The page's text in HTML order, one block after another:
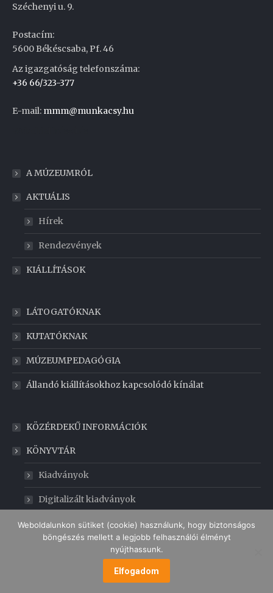
Széchenyi u. 9.
Postacím:
5600 Békéscsaba, Pf. 46
Az igazgatóság telefonszáma:
+36 66/323-377
E-mail: mmm@munkacsy.hu
A MÚZEUMRÓL
AKTUÁLIS
Hírek
Rendezvények
KIÁLLÍTÁSOK
LÁTOGATÓKNAK
KUTATÓKNAK
MÚZEUMPEDAGÓGIA
Állandó kiállításokhoz kapcsolódó kínálat
KÖZÉRDEKŰ INFORMÁCIÓK
KÖNYVTÁR
Kiadványok
Digitalizált kiadványok
GABONAMÚZEUM
MENÜ
Weboldalunkon sütiket (cookie) használunk, hogy biztonságos
böngészés mellett a legjobb felhasználói élményt
nyújthassunk.
Elfogadom